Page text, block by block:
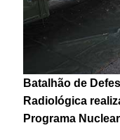
Batalhão de
Radiológica
Programa